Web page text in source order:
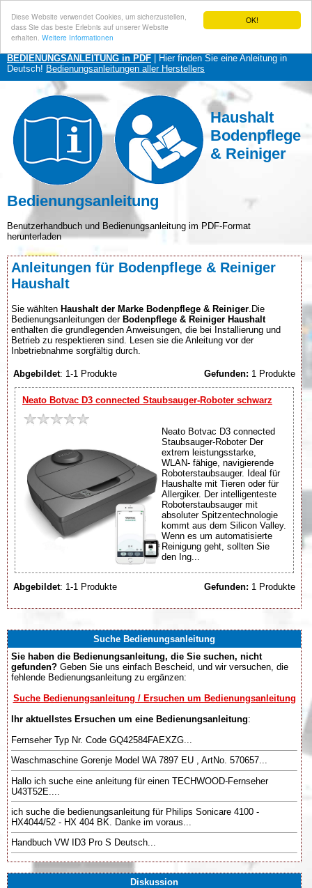
OK!
Diese Website verwendet Cookies, um sicherzustellen,
dass Sie das beste Erlebnis auf unserer Website
erhalten. Weitere Informationen
BEDIENUNGSANLEITUNG in PDF | Hier finden Sie eine Anleitung in
Deutsch! Bedienungsanleitungen aller Herstellers
Haushalt
Bodenpflege
& Reiniger
Bedienungsanleitung
Benutzerhandbuch und Bedienungsanleitung im PDF-Format
herunterladen
Anleitungen für Bodenpflege & Reiniger
Haushalt
Sie wählten Haushalt der Marke Bodenpflege & Reiniger .Die
Bedienungsanleitungen der Bodenpflege & Reiniger Haushalt
enthalten die grundlegenden Anweisungen, die bei Installierung und
Betrieb zu respektieren sind. Lesen sie die Anleitung vor der
Inbetriebnahme sorgfältig durch.
Abgebildet: 1-1 Produkte Gefunden: 1 Produkte
Neato Botvac D3 connected Staubsauger-Roboter schwarz
Neato Botvac D3 connected
Staubsauger-Roboter Der
extrem leistungsstarke,
WLAN- fähige, navigierende
Roboterstaubsauger. Ideal für
Haushalte mit Tieren oder für
Allergiker. Der intelligenteste
Roboterstaubsauger mit
absoluter Spitzentechnologie
kommt aus dem Silicon Valley.
Wenn es um automatisierte
Reinigung geht, sollten Sie
den Ing...
Abgebildet: 1-1 Produkte Gefunden: 1 Produkte
Suche Bedienungsanleitung
Sie haben die Bedienungsanleitung, die Sie suchen, nicht
gefunden? Geben Sie uns einfach Bescheid, und wir versuchen, die
fehlende Bedienungsanleitung zu ergänzen:
Suche Bedienungsanleitung / Ersuchen um Bedienungsanleitung
Ihr aktuellstes Ersuchen um eine Bedienungsanleitung:
Fernseher Typ Nr. Code GQ42584FAEXZG...
Waschmaschine Gorenje Model WA 7897 EU , ArtNo. 570657...
Hallo ich suche eine anleitung für einen TECHWOOD-Fernseher
U43T52E....
ich suche die bedienungsanleitung für Philips Sonicare 4100 -
HX4044/52 - HX 404 BK. Danke im voraus...
Handbuch VW ID3 Pro S Deutsch...
Diskussion